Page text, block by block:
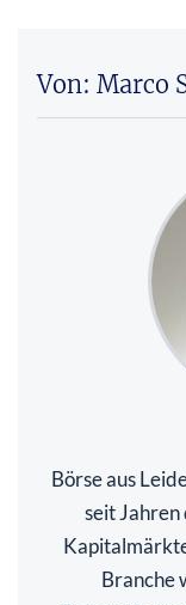
Von: Marco
Börse aus
seit Jahren
Branche